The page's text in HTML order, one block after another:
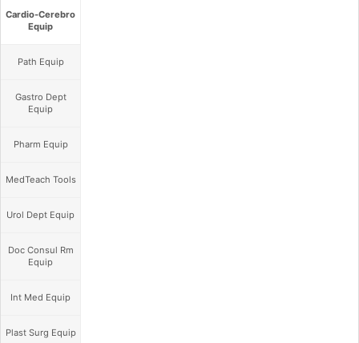
Cardio-Cerebro
Equip
Path Equip
Gastro Dept
Equip
Pharm Equip
MedTeach Tools
Urol Dept Equip
Doc Consul Rm
Equip
Int Med Equip
Plast Surg Equip